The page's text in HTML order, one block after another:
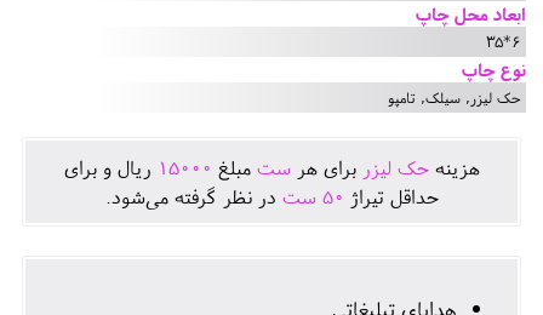
ابعاد محل چاپ
6*35
نوع چاپ
حک لیزر, سیلک, تامپو
هزينهحک لیزر برای هر ست مبلغ 15000 ريال و برای
حداقل تيراژ 50 ست در نظر گرفته می‌شود.
هدایای تبلیغاتی